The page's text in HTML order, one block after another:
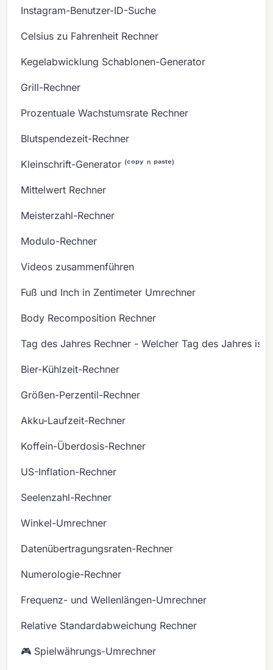
Instagram-Benutzer-ID-Suche
Celsius zu Fahrenheit Rechner
Kegelabwicklung Schablonen-Generator
Grill-Rechner
Prozentuale Wachstumsrate Rechner
Blutspendezeit-Rechner
Kleinschrift-Generator ⁽ᶜᵒᵖʸ ⁿ ᵖᵃˢᵗᵉ⁾
Mittelwert Rechner
Meisterzahl-Rechner
Modulo-Rechner
Videos zusammenführen
Fuß und Inch in Zentimeter Umrechner
Body Recomposition Rechner
Tag des Jahres Rechner - Welcher Tag des Jahres ist
Bier-Kühlzeit-Rechner
Größen-Perzentil-Rechner
Akku-Laufzeit-Rechner
Koffein-Überdosis-Rechner
US-Inflation-Rechner
Seelenzahl-Rechner
Winkel-Umrechner
Datenübertragungsraten-Rechner
Numerologie-Rechner
Frequenz- und Wellenlängen-Umrechner
Relative Standardabweichung Rechner
🎮 Spielwährungs-Umrechner